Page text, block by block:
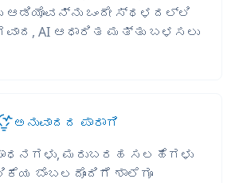
ಆಡಿಯೊವನ್ನು ಒಂದೇ ಸ್ಥಳದಲ್ಲಿ
AI ಆಧಾರಿತ ಮತ್ತು ಬಳಸಲು
ಅನುವಾದದ ಪಾರಾಗಿ
ಮರುಬರಹ ಸಲಹೆಗಳು
ಬೆಂಬಲದೊಂದಿಗೆ ಶಾಲೆಗೂ